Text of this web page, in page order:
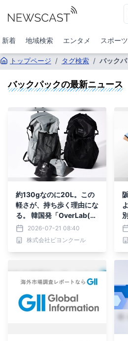
新着 地域検索 エンタメ スポーツ
トップページ / タグ検索 / バックパ
バックパックの最新ニュース
約130gなのに20L。この
軽さが、持ち歩く理由にな
る。 韓国発「OverLab(オ
ーバーラボ)」が超軽量パ
ッカブルバッグパック発
売。
2026-07-21 08:40
株式会社ビヨンクール